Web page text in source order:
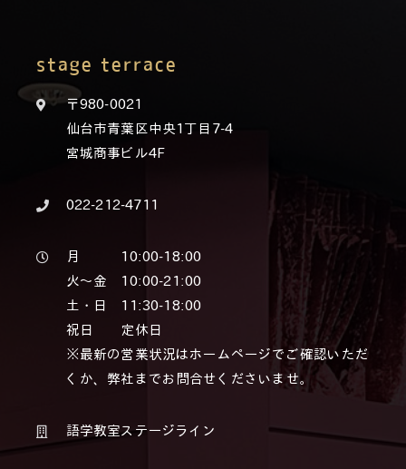
stage terrace
〒980-0021
仙台市青葉区中央1丁目7-4
宮城商事ビル4F
022-212-4711
月 10:00-18:00
火～金 10:00-21:00
土・日 11:30-18:00
祝日 定休日
※最新の営業状況はホームページでご確認いただ
くか、弊社までお問合せくださいませ。
語学教室ステージライン